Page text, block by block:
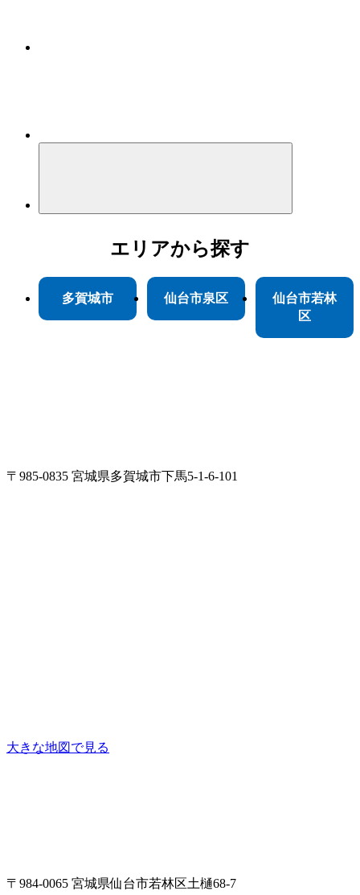
エリアから探す
多賀城市 仙台市泉区
仙台市若林
区
〒985-0835 宮城県多賀城市下馬5-1-6-101
大きな地図で見る
〒984-0065 宮城県仙台市若林区土樋68-7